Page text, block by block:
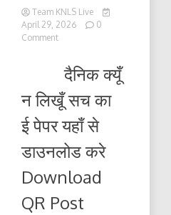
Team KNLS Live
April 29, 2026
0
Commenton
सच
30.04.2026
ई-
पेपर
यहाँ
पढ़ें
डाउनलोड
दैनिक क्यूँ
न लिखूँ सच का
ई पेपर यहाँ से
डाउनलोड करे
Download
QR Post